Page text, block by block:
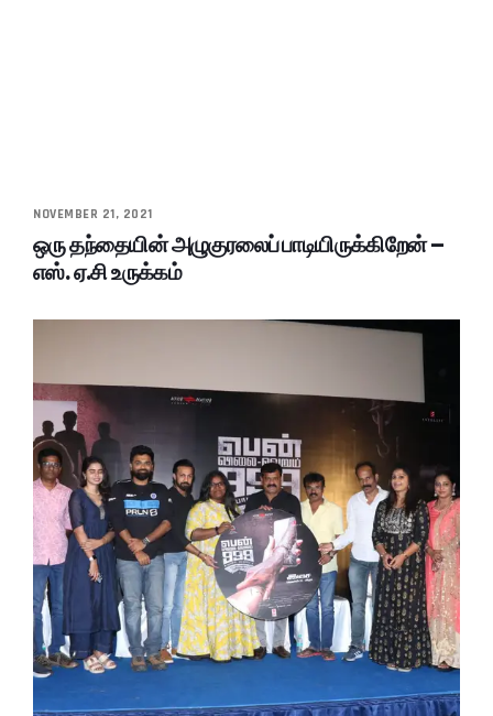
NOVEMBER 21, 2021
ஒரு தந்தையின் அழுகுரலைப் பாடியிருக்கிறேன் –
எஸ். ஏ.சி உருக்கம்